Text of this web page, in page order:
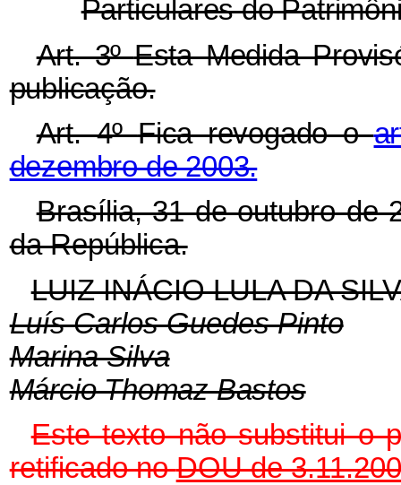
Particulares do
Art. 3ºEsta Medida
publicação.
Art. 4ºFica revogado o
dezembro de 2003.
Brasília, 31 de outubro de
da República.
LUIZ INÁCIO LULA DA
Luís Carlos Guedes Pinto
Marina Silva
Márcio Thomaz Bastos
Este texto não substitui o
retificado noDOU de